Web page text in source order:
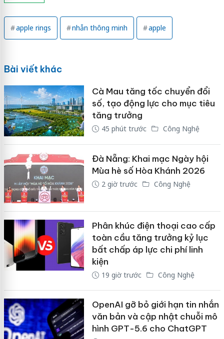
apple rings nhẫn thông minh apple
Bài viết khác
Cà Mau tăng tốc chuyển đổi
số, tạo động lực cho mục tiêu
tăng trưởng
45 phút trước Công Nghệ
Đà Nẵng: Khai mạc Ngày hội
Mùa hè số Hòa Khánh 2026
2 giờ trước Công Nghệ
Phân khúc điện thoại cao cấp
toàn cầu tăng trưởng kỷ lục
bất chấp áp lực chi phí linh
kiện
19 giờ trước Công Nghệ
OpenAI gỡ bỏ giới hạn tin nhắn
văn bản và cập nhật chuỗi mô
hình GPT-5.6 cho ChatGPT